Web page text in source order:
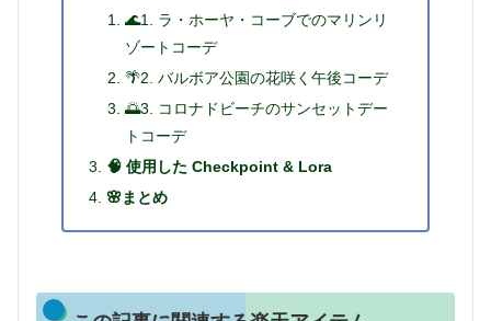
🌊1. ラ・ホーヤ・コーブでのマリンリ
ゾートコーデ
🌴2. バルボア公園の花咲く午後コーデ
🌅3. コロナドビーチのサンセットデー
トコーデ
🧠 使用した Checkpoint & Lora
🌸まとめ